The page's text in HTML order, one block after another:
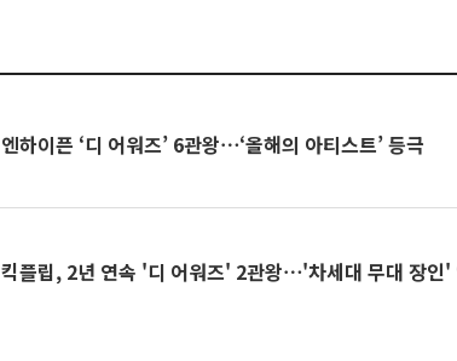
엔하이픈 ‘디 어워즈’ 6관왕⋯‘올해의 아티스트’ 등극
킥플립, 2년 연속 '디 어워즈' 2관왕⋯'차세대 무대 장인'